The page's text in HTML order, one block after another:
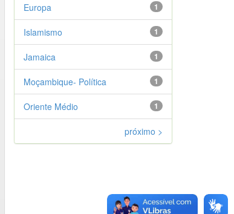
1
Europa
1
Islamismo
1
Jamaica
1
Moçambique- Política
1
Oriente Médio
próximo >